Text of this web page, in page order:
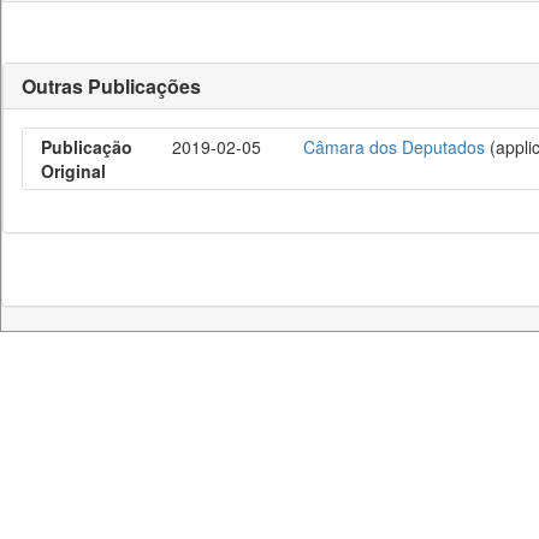
Outras Publicações
Publicação
Original
2019-02-05 Câmara dos Deputados